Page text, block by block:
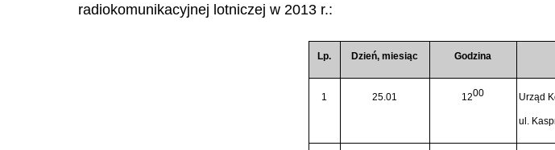
radiokomunikacyjnej lotniczej w 2013 r.:
Lp. Dzień, miesiąc Godzina
1 25.01 1200 Urząd
ul.